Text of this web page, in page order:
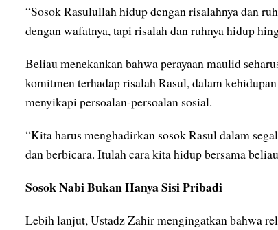
“Sosok Rasulullah hidup dengan risalahnya dan
dengan wafatnya, tapi risalah dan ruhnya hidup
Beliau menekankan bahwa perayaan maulid
komitmen terhadap risalah Rasul, dalam
menyikapi persoalan-persoalan sosial.
“Kita harus menghadirkan sosok Rasul dalam
dan berbicara. Itulah cara kita hidup bersama
Sosok Nabi Bukan Hanya Sisi Pribadi
Lebih lanjut, Ustadz Zahir mengingatkan bahwa